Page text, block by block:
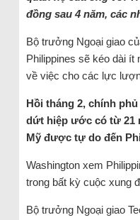
đồng sau 4 năm, các
Bộ trưởng Ngoại giao
Philippines sẽ kéo dài ít
về việc cho các lực
Hồi tháng 2, chính
dứt hiệp ước có từ 21
Mỹ được tự do đến
Washington xem
trong bất kỳ cuộc xung
Bộ trưởng Ngoại giao